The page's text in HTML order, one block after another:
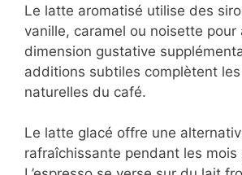
Le latte aromatisé utilise des
vanille, caramel ou noisette pour
dimension gustative
additions subtiles complètent
naturelles du café.
Le latte glacé offre une
rafraîchissante pendant les mois